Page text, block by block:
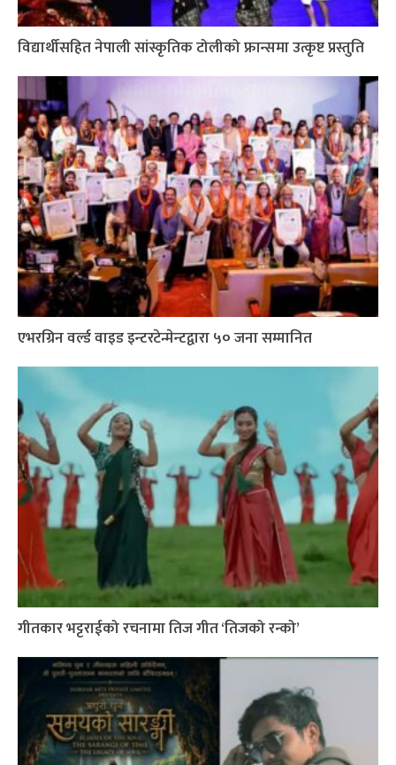
विद्यार्थीसहित नेपाली सांस्कृतिक टोलीको फ्रान्समा उत्कृष्ट प्रस्तुति
एभरग्रिन वर्ल्ड वाइड इन्टरटेन्मेन्टद्वारा ५० जना सम्मानित
गीतकार भट्टराईको रचनामा तिज गीत ‘तिजको रन्को’